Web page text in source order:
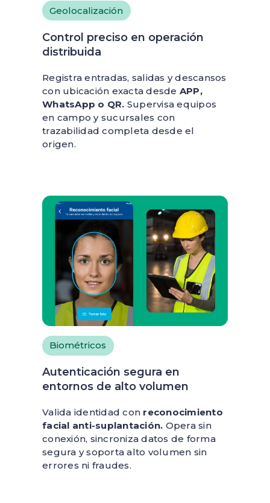
Geolocalización
Control preciso en operación
distribuida
Registra entradas, salidas y descansos
con ubicación exacta desde APP,
WhatsApp o QR. Supervisa equipos
en campo y sucursales con
trazabilidad completa desde el
origen.
Biométricos
Autenticación segura en
entornos de alto volumen
Valida identidad con reconocimiento
facial anti-suplantación. Opera sin
conexión, sincroniza datos de forma
segura y soporta alto volumen sin
errores ni fraudes.